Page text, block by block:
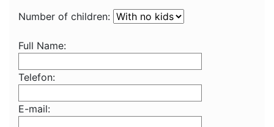
Number of children:
Full Name:
Telefon:
E-mail: